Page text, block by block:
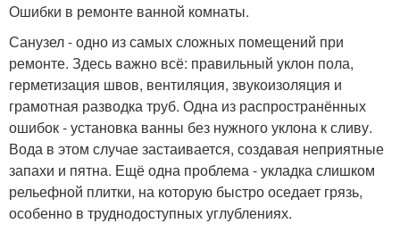
Ошибки в ремонте ванной комнаты.
Санузел - одно из самых сложных помещений при
ремонте. Здесь важно всё: правильный уклон пола,
герметизация швов, вентиляция, звукоизоляция и
грамотная разводка труб. Одна из распространённых
ошибок - установка ванны без нужного уклона к сливу.
Вода в этом случае застаивается, создавая неприятные
запахи и пятна. Ещё одна проблема - укладка слишком
рельефной плитки, на которую быстро оседает грязь,
особенно в труднодоступных углублениях.